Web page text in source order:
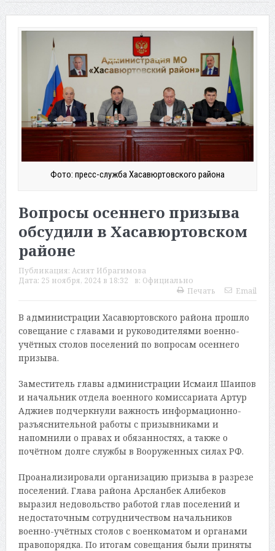
Фото: пресс-служба Хасавюртовского района
Вопросы осеннего призыва
обсудили в Хасавюртовском
районе
Публикация: Асият Ибрагимова
Дата: 25 ноября, 2024 в 18:32 в: Официально
Печать
Email
В администрации Хасавюртовского района прошло
совещание с главами и руководителями военно-
учётных столов поселений по вопросам осеннего
призыва.
Заместитель главы администрации Исмаил Шаипов
и начальник отдела военного комиссариата Артур
Аджиев подчеркнули важность информационно-
разъяснительной работы с призывниками и
напомнили о правах и обязанностях, а также о
почётном долге службы в Вооруженных силах РФ.
Проанализировали организацию призыва в разрезе
поселений. Глава района Арсланбек Алибеков
выразил недовольство работой глав поселений и
недостаточным сотрудничеством начальников
военно-учётных столов с военкоматом и органами
правопорядка. По итогам совещания были приняты